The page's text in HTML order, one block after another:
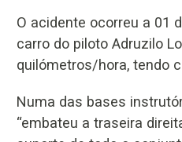
O acidente ocorreu a 01
carro do piloto Adruzilo
quilómetros/hora, tendo
Numa das bases
“embateu a traseira